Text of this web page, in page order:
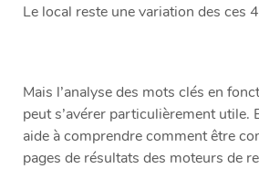
Le local reste une variation des ces
Mais l’analyse des mots clés en
peut s’avérer particulièrement utile.
aide à comprendre comment être
pages de résultats des moteurs de